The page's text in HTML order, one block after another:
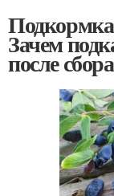
Зачем
после